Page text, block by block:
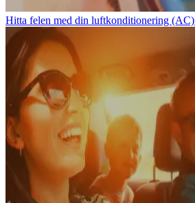
Hitta felen med din luftkonditionering (AC)